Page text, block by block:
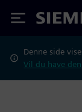
Siemens
Denne side
Vil du have